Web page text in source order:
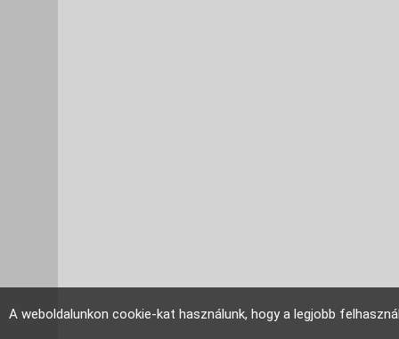
A weboldalunkon cookie-kat használunk, hogy a legjobb